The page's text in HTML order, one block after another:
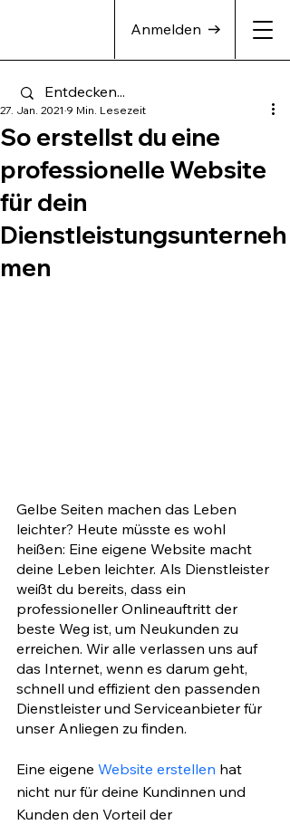
Anmelden
So erstellst du eine
professionelle Website
für dein
Dienstleistungsunterneh
men
27. Jan. 2021 9 Min. Lesezeit
Gelbe Seiten machen das Leben
leichter? Heute müsste es wohl
heißen: Eine eigene Website macht
deine Leben leichter. Als Dienstleister
weißt du bereits, dass ein
professioneller Onlineauftritt der
beste Weg ist, um Neukunden zu
erreichen. Wir alle verlassen uns auf
das Internet, wenn es darum geht,
schnell und effizient den passenden
Dienstleister und Serviceanbieter für
unser Anliegen zu finden.
Eine eigene Website erstellen hat
nicht nur für deine Kundinnen und
Kunden den Vorteil der